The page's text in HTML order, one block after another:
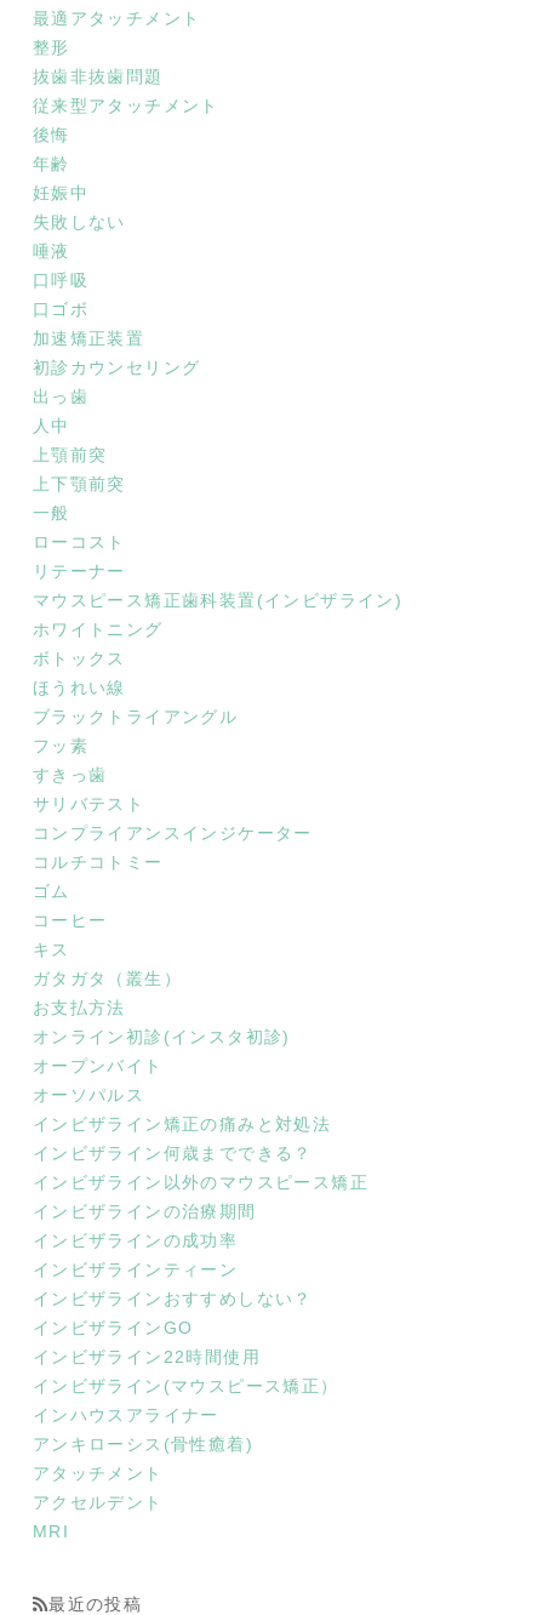
最適アタッチメント
整形
抜歯非抜歯問題
従来型アタッチメント
後悔
年齢
妊娠中
失敗しない
唾液
口呼吸
口ゴボ
加速矯正装置
初診カウンセリング
出っ歯
人中
上顎前突
上下顎前突
一般
ローコスト
リテーナー
マウスピース矯正歯科装置(インビザライン)
ホワイトニング
ボトックス
ほうれい線
ブラックトライアングル
フッ素
すきっ歯
サリバテスト
コンプライアンスインジケーター
コルチコトミー
ゴム
コーヒー
キス
ガタガタ（叢生）
お支払方法
オンライン初診(インスタ初診)
オープンバイト
オーソパルス
インビザライン矯正の痛みと対処法
インビザライン何歳までできる？
インビザライン以外のマウスピース矯正
インビザラインの治療期間
インビザラインの成功率
インビザラインティーン
インビザラインおすすめしない？
インビザラインGO
インビザライン22時間使用
インビザライン(マウスピース矯正）
インハウスアライナー
アンキローシス(骨性癒着)
アタッチメント
アクセルデント
MRI
最近の投稿